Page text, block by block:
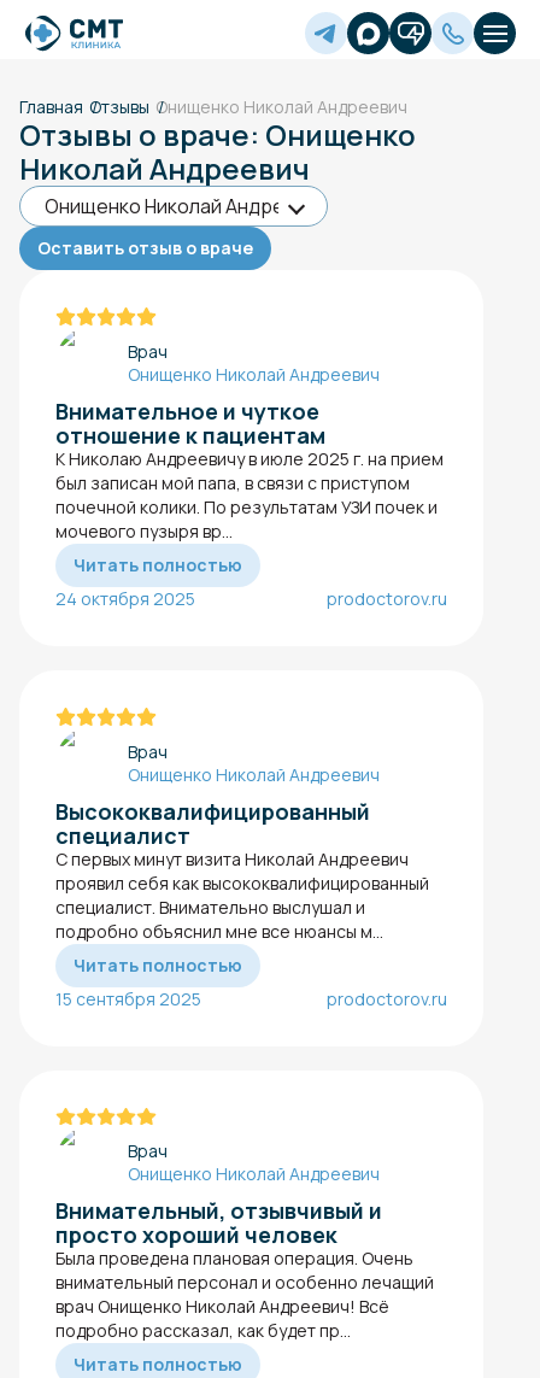
Главная Отзывы Онищенко Николай Андреевич
Отзывы о враче: Онищенко
Николай Андреевич
Оставить отзыв о враче
Врач
Онищенко Николай Андреевич
Внимательное и чуткое
отношение к пациентам
К Николаю Андреевичу в июле 2025 г. на прием
был записан мой папа, в связи с приступом
почечной колики. По результатам УЗИ почек​ и
мочевого пузыря вр...
Читать полностью
24 октября 2025
prodoctorov.ru
Врач
Онищенко Николай Андреевич
Высококвалифицированный
специалист
С первых минут визита Николай Андреевич
проявил себя как высококвалифицированный
специалист. Внимательно выслушал и
подробно объяснил мне все нюансы м...
Читать полностью
15 сентября 2025
prodoctorov.ru
Врач
Онищенко Николай Андреевич
Внимательный, отзывчивый и
просто хороший человек
Была проведена плановая операция. Очень
внимательный персонал и особенно лечащий
врач Онищенко Николай Андреевич! Всё
подробно рассказал, как будет пр...
Читать полностью